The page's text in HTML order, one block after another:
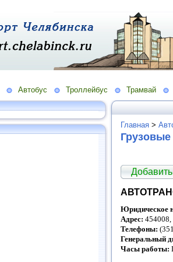
Автобус Троллейбус Трамвай
Главная >
Грузовые
Юридическое
Адрес: 454008,
Телефоны:
Генеральный
Часы работы: